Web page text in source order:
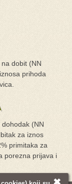
na dobit (NN
prihoda
dohodak (NN
za iznos
primitaka za
porezna prijava i